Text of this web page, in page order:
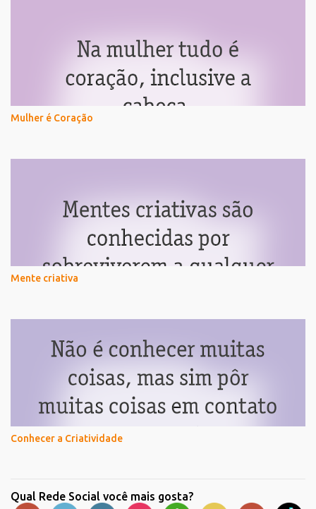
Mulher é Coração
Mente criativa
Conhecer a Criatividade
Qual Rede Social você mais gosta?